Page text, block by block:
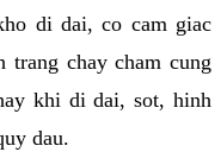
di dai, co cam giac
chay cham cung
khi di dai, sot, hinh
dau.